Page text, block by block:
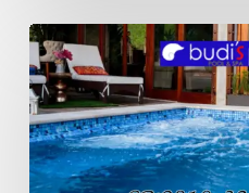
Mosaic
Kaca
Recycle
pada
Kolam